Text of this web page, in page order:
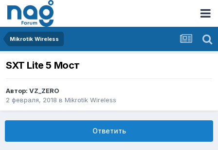
Mikrotik Wireless
SXT Lite 5 Мост
Автор: VZ_ZERO
2 февраля, 2018 в Mikrotik Wireless
Ответить